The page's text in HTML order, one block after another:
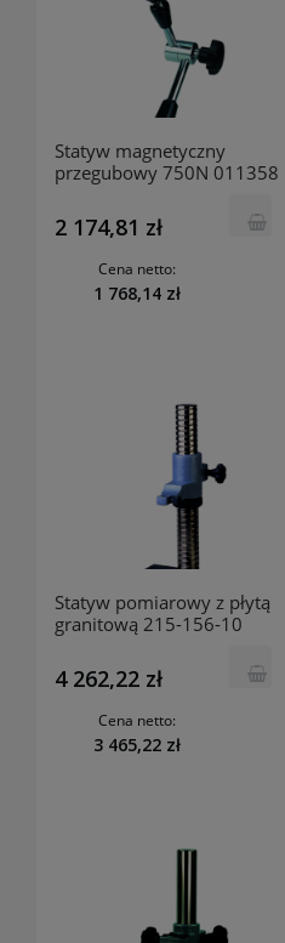
Statyw magnetyczny
przegubowy 750N 011358
2 174,81 zł
Cena netto:
1 768,14 zł
Statyw pomiarowy z płytą
granitową 215-156-10
4 262,22 zł
Cena netto:
3 465,22 zł